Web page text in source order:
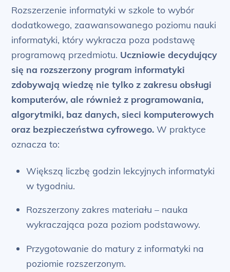
Rozszerzenie informatyki w szkole to wybór
dodatkowego, zaawansowanego poziomu nauki
informatyki, który wykracza poza podstawę
programową przedmiotu. Uczniowie decydujący
się na rozszerzony program informatyki
zdobywają wiedzę nie tylko z zakresu obsługi
komputerów, ale również z programowania,
algorytmiki, baz danych, sieci komputerowych
oraz bezpieczeństwa cyfrowego. W praktyce
oznacza to:
Większą liczbę godzin lekcyjnych informatyki
w tygodniu.
Rozszerzony zakres materiału – nauka
wykraczająca poza poziom podstawowy.
Przygotowanie do matury z informatyki na
poziomie rozszerzonym.